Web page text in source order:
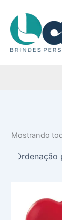
para
conteúdo
t
e
r
Mostrando